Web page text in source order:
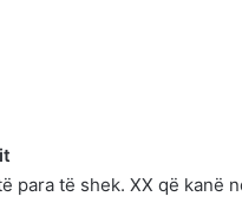
para të shek. XX që kanë